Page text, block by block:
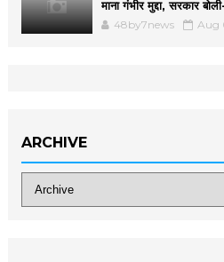
माना गंभीर मुद्दा, सरकार
48by7news Aug
ARCHIVE